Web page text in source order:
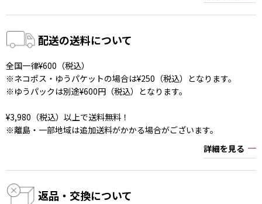
配送の送料について
全国一律¥600（税込）
※ネコポス・ゆうパケットの場合は¥250（税込）となります。
※ゆうパックは別途¥600円（税込）となります。
¥3,980（税込）以上で送料無料！
※離島・一部地域は追加送料がかかる場合がございます。
詳細を見る
返品・交換について